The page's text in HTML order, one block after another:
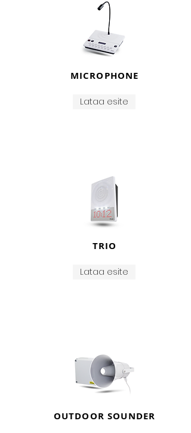
MICROPHONE
Lataa esite
TRIO
Lataa esite
OUTDOOR SOUNDER